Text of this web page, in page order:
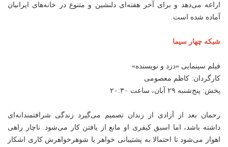
اراعه می‌دهد و برای آخر هفته‌ای دلنشین و متنوع در خانه‌های ایرانیان
آماده شده است.
شبکه چهار سیما
فیلم سینمایی «دزد و نویسنده»
کارگردان: کاظم معصومی
پخش: پنج‌شنبه ۲۹ آبان، ساعت ۲۰:۳۰
رحمان بعد از آزادی از زندان تصمیم می‌گیرد زندگی شرافتمندانه‌ای
داشته باشد، اما اسبق کیفری او مانع از یافتن کار می‌شود. ناچار راهی
اهواز می‌شود تا احتمالا به پشتیبانی خواهر یا شوهرخواهرش کاری اشکار